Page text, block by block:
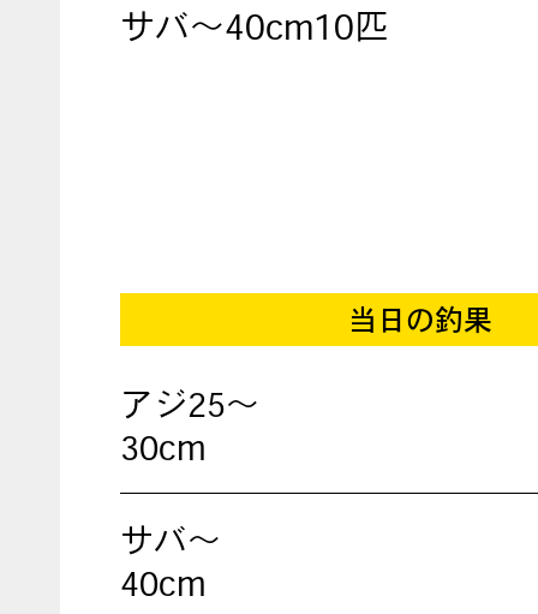
サバ～40cm10匹
当日の釣果
アジ25～
30cm
サバ～
40cm